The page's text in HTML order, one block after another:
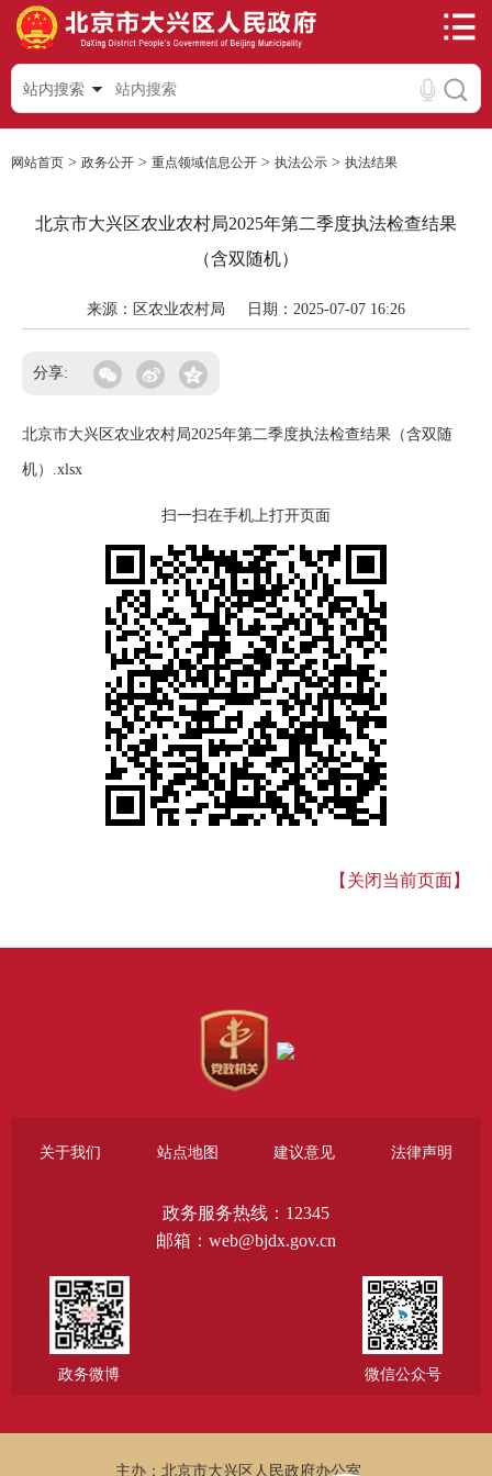
站内搜索
网站首页 > 政务公开 > 重点领域信息公开 > 执法公示 > 执法结果
北京市大兴区农业农村局2025年第二季度执法检查结果
（含双随机）
来源：区农业农村局 日期：2025-07-07 16:26
分享:
北京市大兴区农业农村局2025年第二季度执法检查结果（含双随
机）.xlsx
扫一扫在手机上打开页面
【关闭当前页面】
关于我们 站点地图 建议意见 法律声明
政务服务热线：12345
邮箱：web@bjdx.gov.cn
政务微博 微信公众号
主办：北京市大兴区人民政府办公室